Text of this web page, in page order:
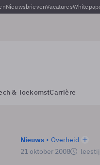
NieuwsbrievenVacatures
& ToekomstCarrière
Nieuws
Overheid
21 oktober 2008